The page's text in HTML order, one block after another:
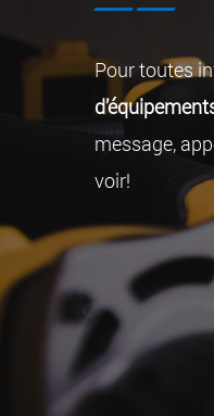
Pour toutes
message,
voir!